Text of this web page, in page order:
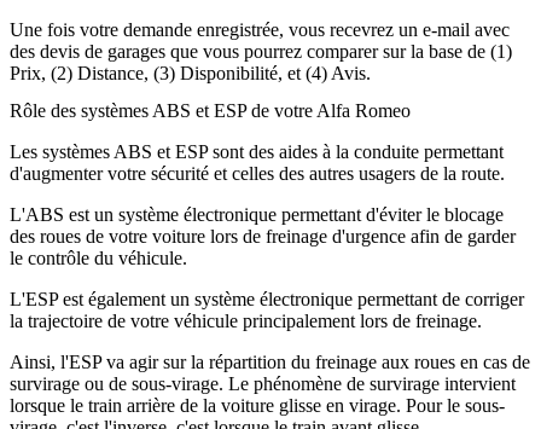
Une fois votre demande enregistrée, vous recevrez un e-mail avec
des devis de garages que vous pourrez comparer sur la base de (1)
Prix, (2) Distance, (3) Disponibilité, et (4) Avis.
Rôle des systèmes ABS et ESP de votre Alfa Romeo
Les systèmes ABS et ESP sont des aides à la conduite permettant
d'augmenter votre sécurité et celles des autres usagers de la route.
L'ABS est un système électronique permettant d'éviter le blocage
des roues de votre voiture lors de freinage d'urgence afin de garder
le contrôle du véhicule.
L'ESP est également un système électronique permettant de corriger
la trajectoire de votre véhicule principalement lors de freinage.
Ainsi, l'ESP va agir sur la répartition du freinage aux roues en cas de
survirage ou de sous-virage. Le phénomène de survirage intervient
lorsque le train arrière de la voiture glisse en virage. Pour le sous-